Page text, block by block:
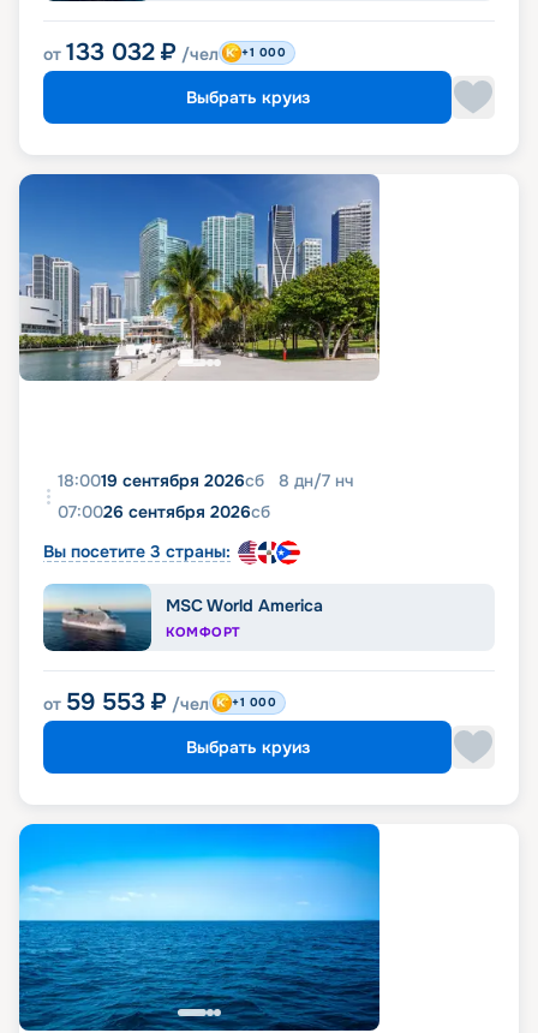
от 133 032 ₽ /чел +1 000
Выбрать круиз
18:0019 сентября 2026сб 8 дн/7 нч
07:0026 сентября 2026сб
Вы посетите 3 страны:
MSC World America
КОМФОРТ
от 59 553 ₽ /чел +1 000
Выбрать круиз